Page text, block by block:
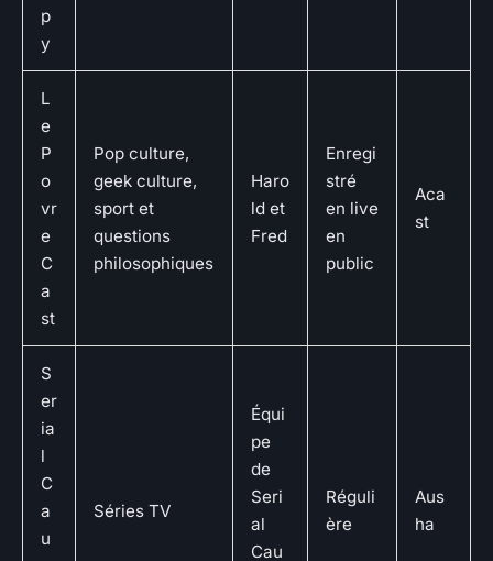
p
y
L
e
P
o
vr
e
C
a
st
Pop culture,
geek culture,
sport et
questions
philosophiques
Haro
ld et
Fred
Enregi
stré
en live
en
public
Aca
st
S
er
ia
l
C
a
u
Séries TV
Équi
pe
de
Seri
al
Cau
Réguli
ère
Aus
ha